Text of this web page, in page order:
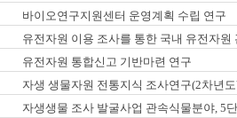
바이오연구지원센터 운영계획 수립 연구
유전자원 이용 조사를 통한 국내 유전자원
유전자원 통합신고 기반마련 연구
자생 생물자원 전통지식 조사연구(2차년
자생생물 조사 발굴사업 관속식물분야, 5